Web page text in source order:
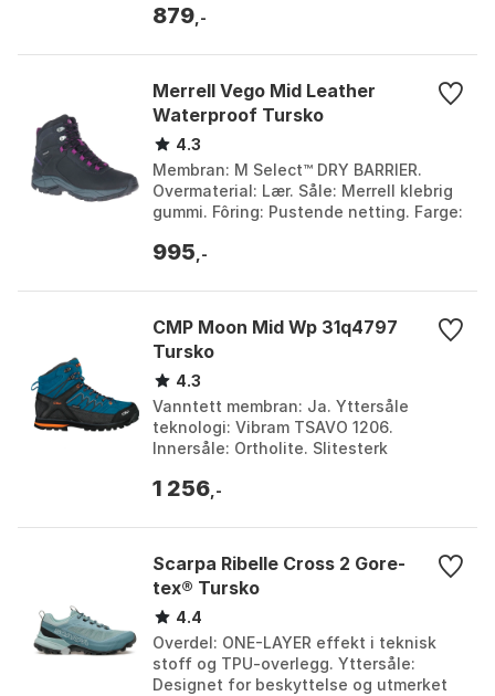
knotter. Farge: Tnf black/tnf black, T...
879 ,-
Merrell Vego Mid Leather
Waterproof Tursko
4.3
Membran: M Select™ DRY BARRIER.
Overmaterial: Lær. Såle: Merrell klebrig
gummi. Fôring: Pustende netting. Farge:
38, ...
995 ,-
CMP Moon Mid Wp 31q4797
Tursko
4.3
Vanntett membran: Ja. Yttersåle
teknologi: Vibram TSAVO 1206.
Innersåle: Ortholite. Slitesterk
peat, Black, Deep lake / a...
1 256 ,-
Scarpa Ribelle Cross 2 Gore-
tex® Tursko
4.4
Overdel: ONE-LAYER effekt i teknisk
stoff og TPU-overlegg. Yttersåle:
Designet for beskyttelse og utmerket